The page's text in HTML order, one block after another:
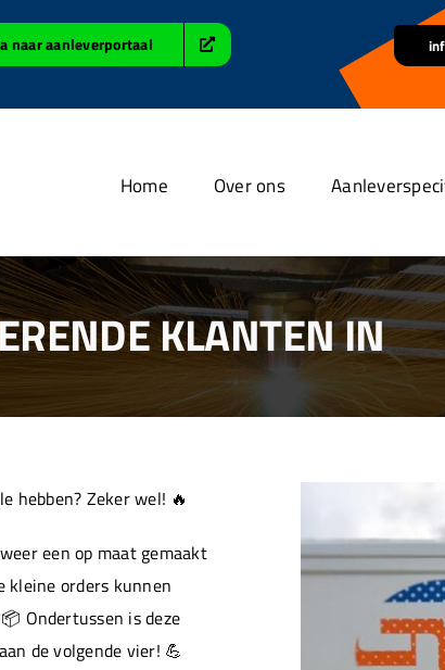
naar aanleverportaal
Home Over ons
KLANTEN IN
hebben? Zeker wel! 🔥
een op maat gemaakt
kleine orders kunnen
Ondertussen is deze
de volgende vier! 💪